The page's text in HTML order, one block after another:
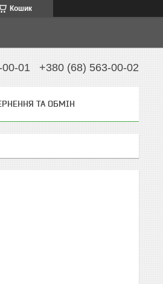
Кошик
01 +380 (68) 563-00-02
ТА ОБМІН